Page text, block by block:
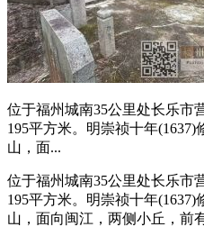
位于福州城南35公里处长乐市
195平方米。明崇祯十年
山，面...
位于福州城南35公里处长乐市
195平方米。明崇祯十年
山，面向闽江，两侧小丘，前